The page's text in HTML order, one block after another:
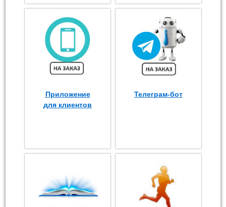
Приложение
для клиентов
Телеграм-бот